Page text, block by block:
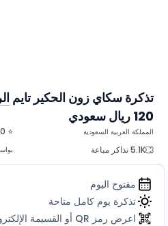
120 ريال سعودي
⭐ 5.0 (81 تقييم)
5.1K تذاكر مباعة
المملكة العربية السعودية
مفتوح اليوم
تذكرة يوم كامل متاحة
اعرض رمز QR أو القسيمة الإلكترونية في الموقع